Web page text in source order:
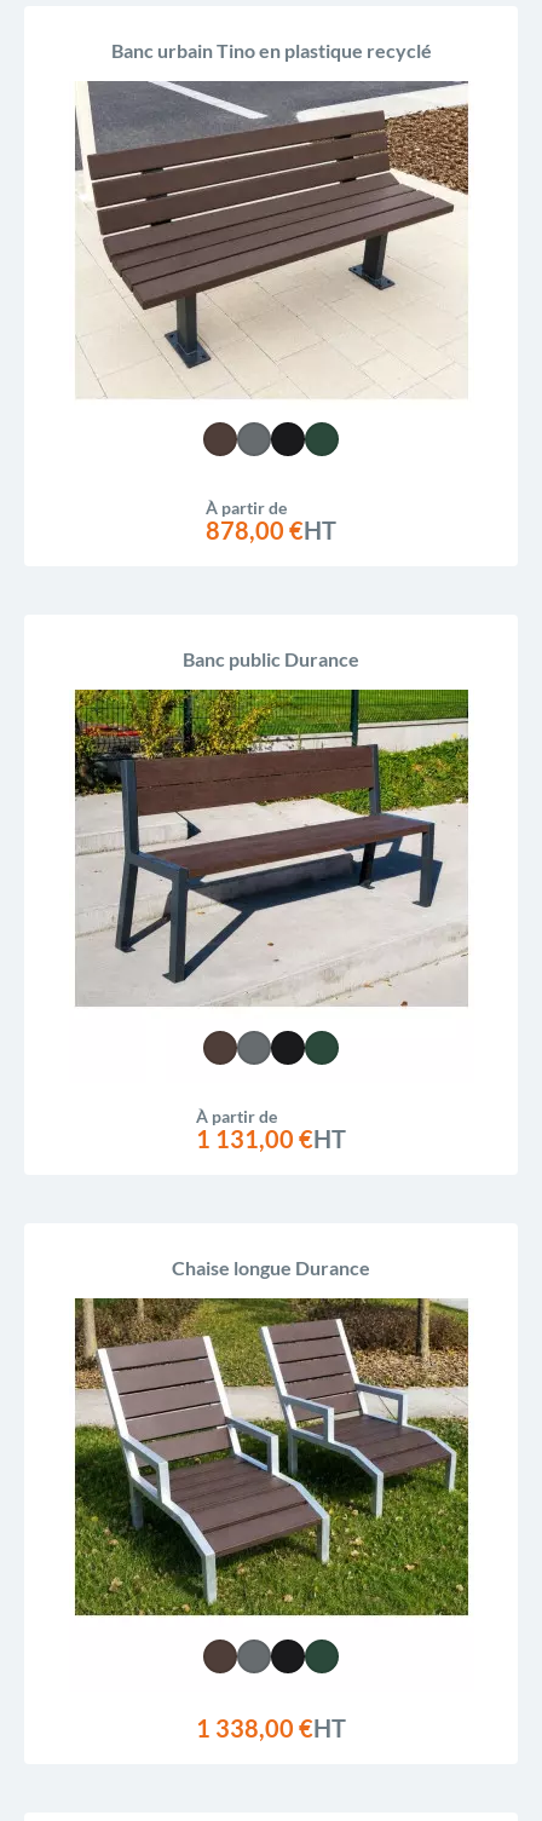
Banc urbain Tino en plastique recyclé
À partir de
878,00 €HT
Banc public Durance
À partir de
1 131,00 €HT
Chaise longue Durance
1 338,00 €HT